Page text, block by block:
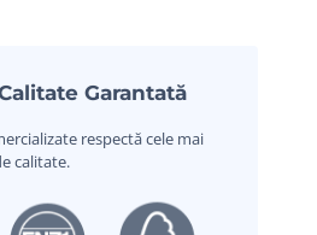
Garantată
respectă cele mai
calitate.